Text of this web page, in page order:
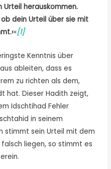
herauskommen.
dein Urteil über sie mit
«[1]
Kenntnis über
ableiten, dass es
zu richten als dem,
hat. Dieser Hadith zeigt,
Idschtihad Fehler
in seinem
stimmt sein Urteil mit dem
liegen, so stimmt es